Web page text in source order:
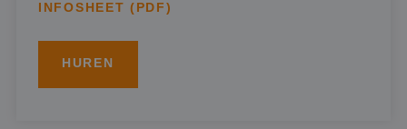
INFOSHEET (PDF)
HUREN